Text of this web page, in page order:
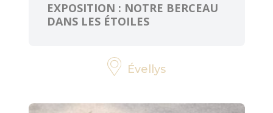
EXPOSITION : NOTRE BERCEAU
DANS LES ÉTOILES
Évellys